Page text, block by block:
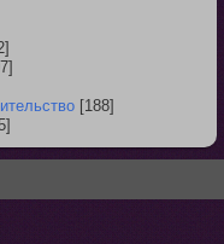
[188]